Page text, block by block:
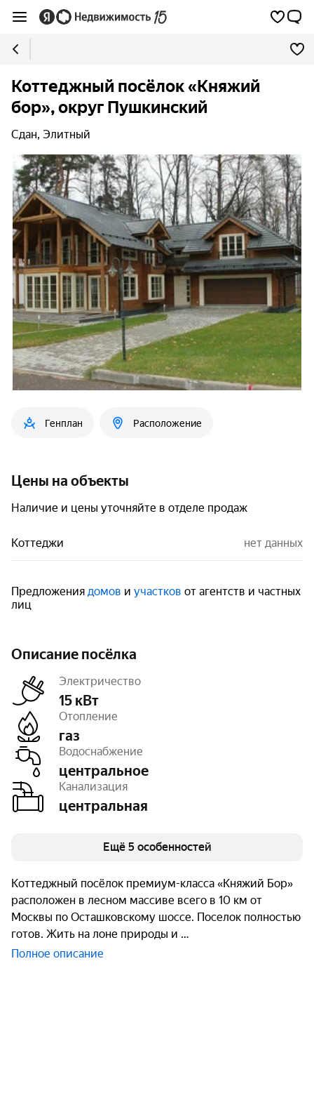
Коттеджный посёлок «Княжий
бор», округ Пушкинский
Сдан, Элитный
Генплан Расположение
Цены на объекты
Наличие и цены уточняйте в отделе продаж
Коттеджи нет данных
Предложения домов и участков от агентств и частных
лиц
Описание посёлка
Электричество
15 кВт
Отопление
газ
Водоснабжение
центральное
Канализация
центральная
Дороги
Освещение
уличное
Тип земли
ИЖС
Число объектов 49
Очереди
1
Ещё 5 особенностей
Коттеджный посёлок премиум-класса «Княжий Бор»
расположен в лесном массиве всего в 10 км от
Москвы по Осташковскому шоссе. Поселок полностью
готов. Жить на лоне природы и
Полное описание